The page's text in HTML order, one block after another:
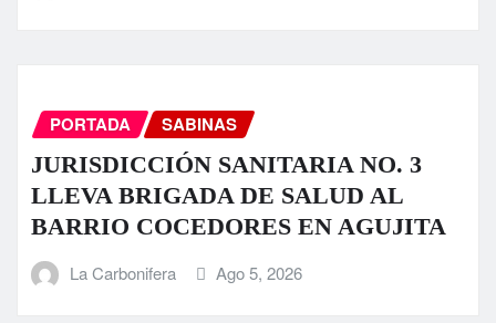
PORTADA SABINAS
JURISDICCIÓN SANITARIA NO. 3
LLEVA BRIGADA DE SALUD AL
BARRIO COCEDORES EN AGUJITA
La Carbonifera Ago 5, 2026